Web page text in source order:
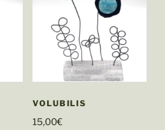
VOLUBILIS
15,00€